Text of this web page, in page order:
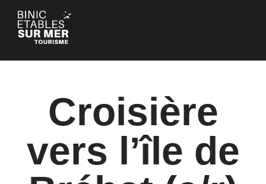
Panneau de gestion des cookies
Croisière
vers l’île de